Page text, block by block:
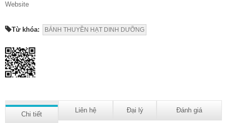
Website
Từ khóa: BÁNH THUYỀN HẠT DINH DƯỠNG
Chi tiết
Liên hệ Đại lý Đánh giá